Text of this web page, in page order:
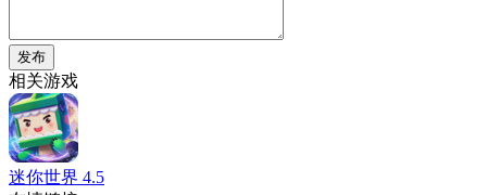
发布
相关游戏
迷你世界 4.5